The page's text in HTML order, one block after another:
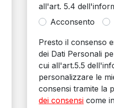
all'art. 5.4
Acconsento
Presto il consenso
dei Dati Personali
cui all'art.5.5
personalizzare le
consensi tramite la
dei consensi come